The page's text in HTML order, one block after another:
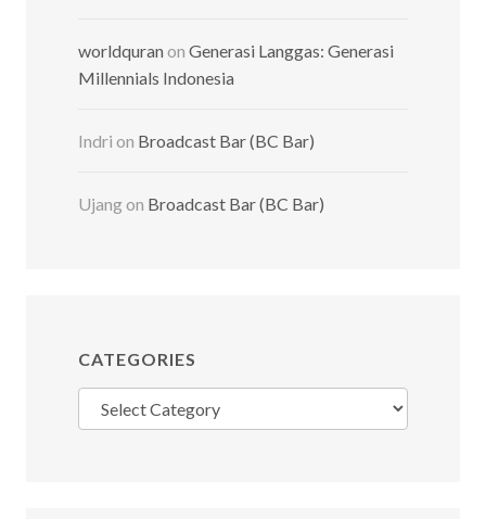
worldquran on Generasi Langgas: Generasi
Millennials Indonesia
Indri on Broadcast Bar (BC Bar)
Ujangon Broadcast Bar (BC Bar)
CATEGORIES